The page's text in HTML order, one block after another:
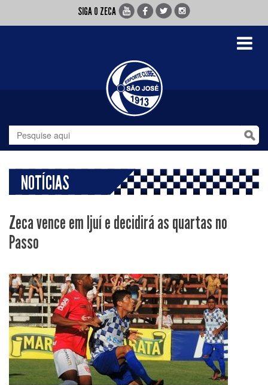
SIGA O ZECA
Toggle
NOTÍCIAS
Zeca vence em Ijuí e decidirá as quartas no
Passo